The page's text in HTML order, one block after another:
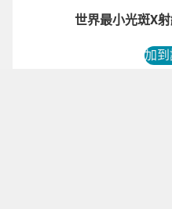
世界最小光斑X
加